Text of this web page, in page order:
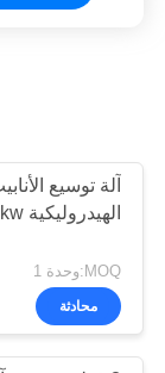
آلة توسيع
الهيدروليكية 2.2kw
MOQ:وحدة 1
محادثة